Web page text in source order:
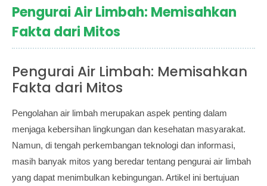
Pengurai Air Limbah: Memisahkan
Fakta dari Mitos
Pengurai Air Limbah: Memisahkan
Fakta dari Mitos
Pengolahan air limbah merupakan aspek penting dalam
menjaga kebersihan lingkungan dan kesehatan masyarakat.
Namun, di tengah perkembangan teknologi dan informasi,
masih banyak mitos yang beredar tentang pengurai air limbah
yang dapat menimbulkan kebingungan. Artikel ini bertujuan